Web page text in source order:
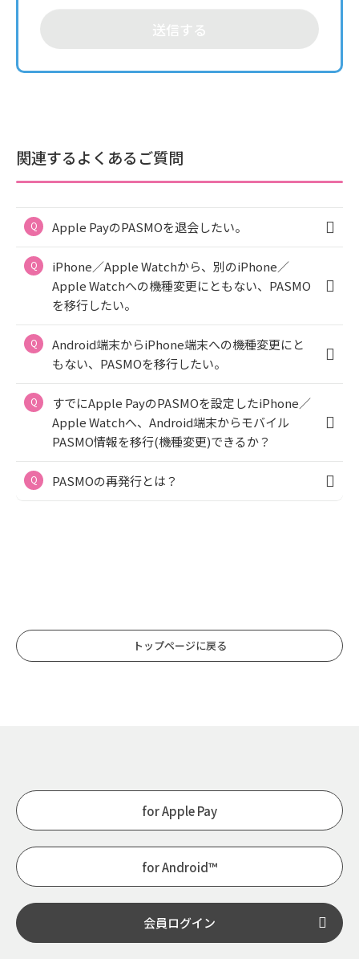
送信する
関連するよくあるご質問
Apple PayのPASMOを退会したい。
iPhone／Apple Watchから、別のiPhone／
Apple Watchへの機種変更にともない、PASMO
を移行したい。
Android端末からiPhone端末への機種変更にと
もない、PASMOを移行したい。
すでにApple PayのPASMOを設定したiPhone／
Apple Watchへ、Android端末からモバイル
PASMO情報を移行(機種変更)できるか？
PASMOの再発行とは？
トップページに戻る
for Apple Pay
for Android™
会員ログイン